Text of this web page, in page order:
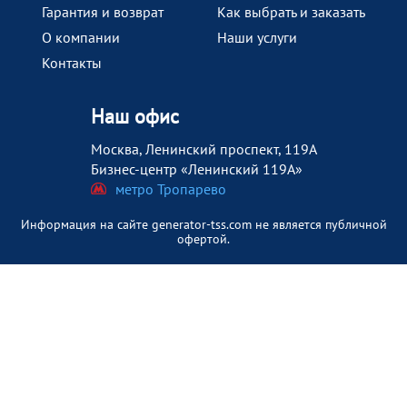
Гарантия и возврат
Как выбрать и заказать
О компании
Наши услуги
Контакты
Наш офис
Москва, Ленинский проспект, 119А
Бизнес-центр «Ленинский 119А»
метро Тропарево
Информация на сайте generator-tss.com не является публичной
офертой.